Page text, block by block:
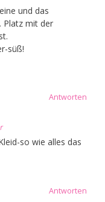
und das
Platz mit der
süß!
Antworten
so wie alles das
Antworten